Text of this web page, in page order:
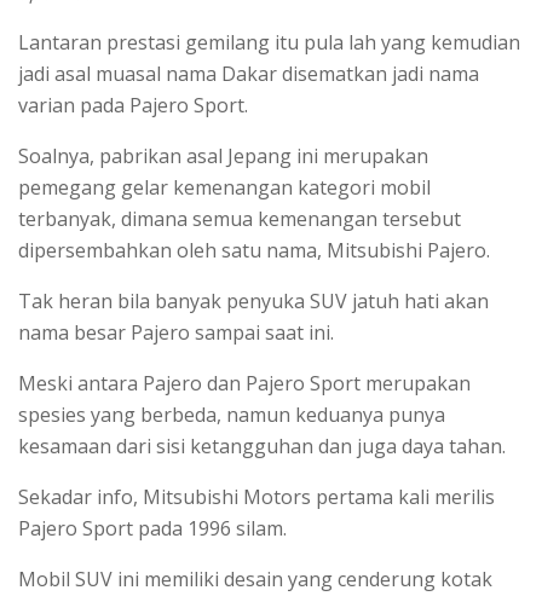
Lantaran prestasi gemilang itu pula lah yang kemudian
jadi asal muasal nama Dakar disematkan jadi nama
varian pada Pajero Sport.
Soalnya, pabrikan asal Jepang ini merupakan
pemegang gelar kemenangan kategori mobil
terbanyak, dimana semua kemenangan tersebut
dipersembahkan oleh satu nama, Mitsubishi Pajero.
Tak heran bila banyak penyuka SUV jatuh hati akan
nama besar Pajero sampai saat ini.
Meski antara Pajero dan Pajero Sport merupakan
spesies yang berbeda, namun keduanya punya
kesamaan dari sisi ketangguhan dan juga daya tahan.
Sekadar info, Mitsubishi Motors pertama kali merilis
Pajero Sport pada 1996 silam.
Mobil SUV ini memiliki desain yang cenderung kotak